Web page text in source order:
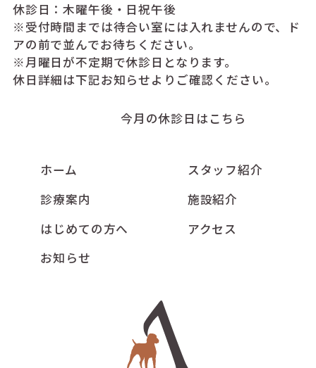
休診日：木曜午後・日祝午後
※受付時間までは待合い室には入れませんので、ド
アの前で並んでお待ちください。
※月曜日が不定期で休診日となります。
休日詳細は下記お知らせよりご確認ください。
今月の休診日はこちら
ホーム
スタッフ紹介
診療案内
施設紹介
はじめての方へ
アクセス
お知らせ